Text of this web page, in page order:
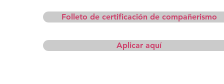
Folleto de certificación de compañerismo
Aplicar aquí